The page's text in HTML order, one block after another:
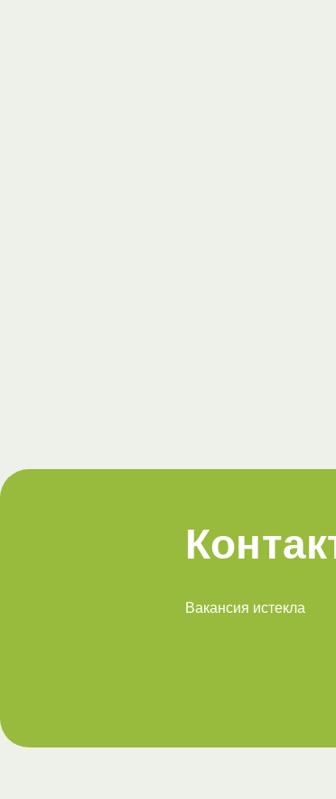
Вакансия истекла